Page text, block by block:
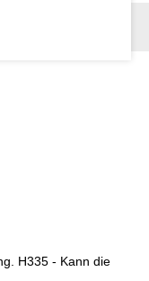
H335 - Kann die